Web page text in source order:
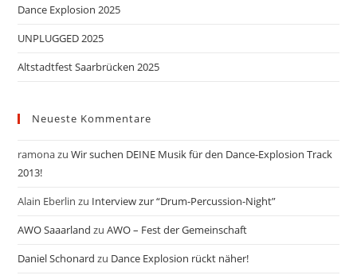
Dance Explosion 2025
UNPLUGGED 2025
Altstadtfest Saarbrücken 2025
Neueste Kommentare
ramonazuWir suchen DEINE Musik für den Dance-Explosion Track
2013!
Alain Eberlin zu Interview zur “Drum-Percussion-Night”
AWO Saaarland zuAWO – Fest der Gemeinschaft
Daniel Schonard zu Dance Explosion rückt näher!